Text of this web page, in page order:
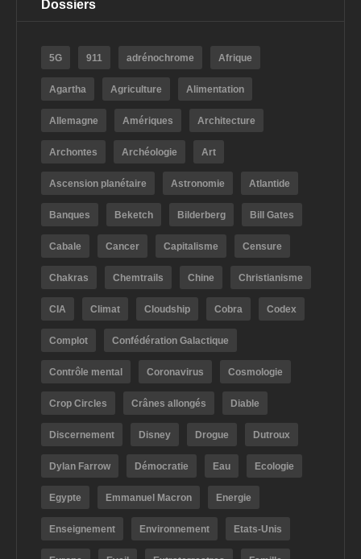
Dossiers
5G 911 adrénochrome Afrique
Agartha Agriculture Alimentation
Allemagne Amériques Architecture
Archontes Archéologie Art
Ascension planétaire Astronomie Atlantide
Banques Beketch Bilderberg Bill Gates
Cabale Cancer Capitalisme Censure
Chakras Chemtrails Chine Christianisme
CIA Climat Cloudship Cobra Codex
Complot Confédération Galactique
Contrôle mental Coronavirus Cosmologie
Crop Circles Crânes allongés Diable
Discernement Disney Drogue Dutroux
Dylan Farrow Démocratie Eau Ecologie
Egypte Emmanuel Macron Energie
Enseignement Environnement Etats-Unis